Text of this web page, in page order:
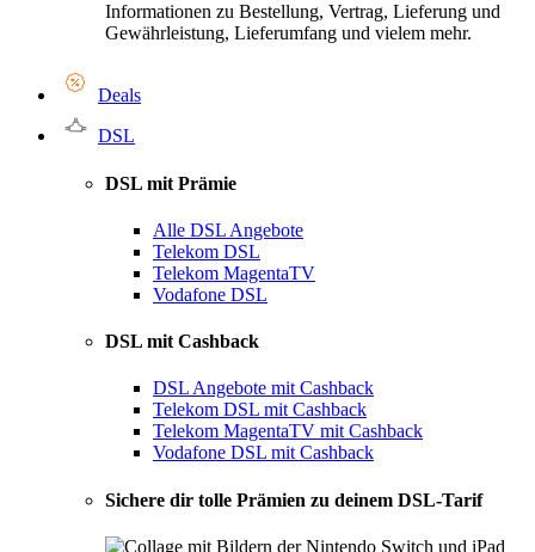
Informationen zu Bestellung, Vertrag, Lieferung und
Gewährleistung, Lieferumfang und vielem mehr.
Deals
DSL
DSL mit Prämie
Alle DSL Angebote
Telekom DSL
Telekom MagentaTV
Vodafone DSL
DSL mit Cashback
DSL Angebote mit Cashback
Telekom DSL mit Cashback
Telekom MagentaTV mit Cashback
Vodafone DSL mit Cashback
Sichere dir tolle Prämien zu deinem DSL-Tarif